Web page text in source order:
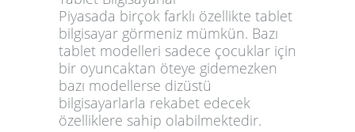
Piyasada birçok farklı özellikte tablet
bilgisayar görmeniz mümkün. Bazı
tablet modelleri sadece çocuklar için
bir oyuncaktan öteye gidemezken
bazı modellerse dizüstü
bilgisayarlarla rekabet edecek
özelliklere sahip olabilmektedir.